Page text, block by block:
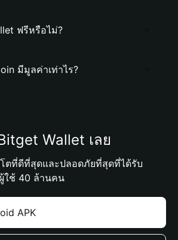
ฟรีหรือไม่?
มีมูลค่าเท่าไร?
Wallet เลย
ตที่ดีที่สุดและปลอดภัยที่สุดที่ได้รับ
ใช้ 40 ล้านคน
APK